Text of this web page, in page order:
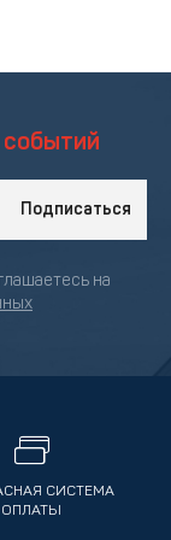
событий
Подписаться
на
СИСТЕМА
ОПЛАТЫ